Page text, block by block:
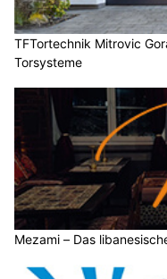
TFTortechnik Mitrovic
Torsysteme
Mezami – Das